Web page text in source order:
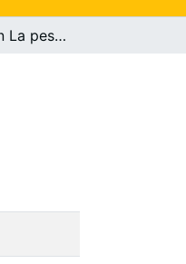
La solidaridad en La peste de Albert Camus: actitud del hombre frente al mal